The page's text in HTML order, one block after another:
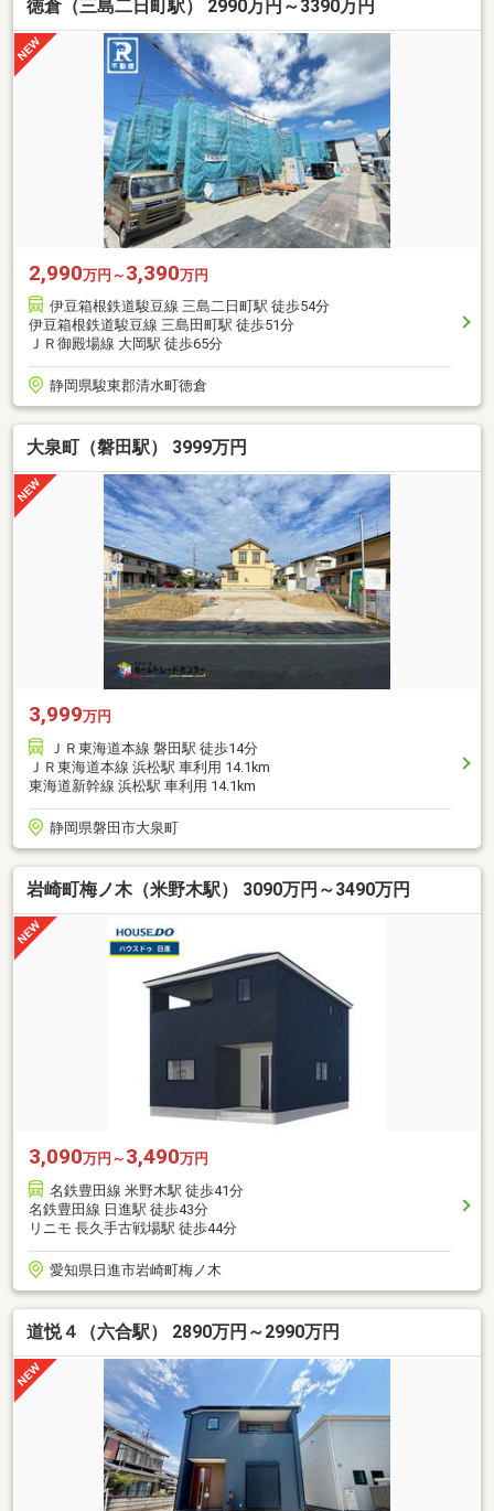
徳倉（三島二日町駅） 2990万円～3390万円
2,990万円～ 3,390万円
伊豆箱根鉄道駿豆線 三島二日町駅 徒歩54分
伊豆箱根鉄道駿豆線 三島田町駅 徒歩51分
ＪＲ御殿場線 大岡駅 徒歩65分
静岡県駿東郡清水町徳倉
大泉町（磐田駅） 3999万円
3,999万円
ＪＲ東海道本線 磐田駅 徒歩14分
ＪＲ東海道本線 浜松駅 車利用 14.1km
東海道新幹線 浜松駅 車利用 14.1km
静岡県磐田市大泉町
岩崎町梅ノ木（米野木駅） 3090万円～3490万円
3,090万円～ 3,490万円
名鉄豊田線 米野木駅 徒歩41分
名鉄豊田線 日進駅 徒歩43分
リニモ 長久手古戦場駅 徒歩44分
愛知県日進市岩崎町梅ノ木
道悦４（六合駅） 2890万円～2990万円